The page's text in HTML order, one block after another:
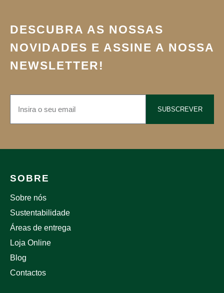
DESCUBRA AS NOSSAS
NOVIDADES E ASSINE A NOSSA
NEWSLETTER!
SUBSCREVER
SOBRE
Sobre nós
Sustentabilidade
Áreas de entrega
Loja Online
Blog
Contactos